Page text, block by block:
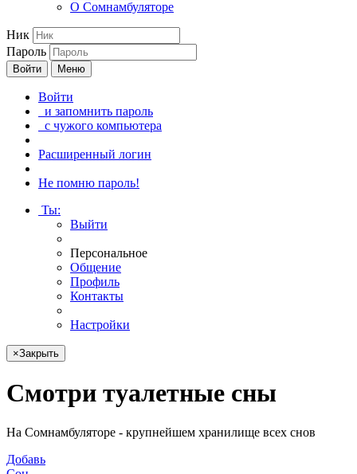
О Сомнамбуляторе
Ник
Пароль
Войти Меню
Войти
и запомнить пароль
с чужого компьютера
Расширенный логин
Не помню пароль!
Ты:
Выйти
Персональное
Общение
Профиль
Контакты
Настройки
×Закрыть
Смотри туалетные сны
На Сомнамбуляторе - крупнейшем хранилище всех снов
Добавь